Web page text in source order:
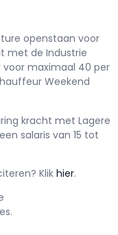
openstaan voor
met de Industrie
voor maximaal 40 per
Weekend
kracht met Lagere
salaris van 15 tot
Klikhier.